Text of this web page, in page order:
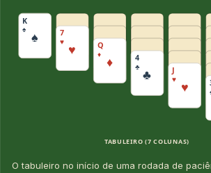
K
♠ ♠ 7
♥ ♥
Q
♦ ♦ 4
♣ ♣ J
♥ ♥
TABULEIRO (7 COLUNAS)
O tabuleiro no início de uma rodada de